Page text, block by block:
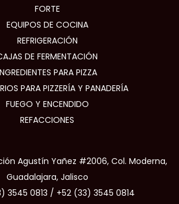
FORTE
EQUIPOS DE COCINA
REFRIGERACIÓN
DE FERMENTACIÓN
PARA PIZZA
PARA PIZZERÍA Y PANADERÍA
FUEGO Y ENCENDIDO
REFACCIONES
Agustín Yañez #2006, Col. Moderna,
Guadalajara, Jalisco
3545 0813 / +52 (33) 3545 0814